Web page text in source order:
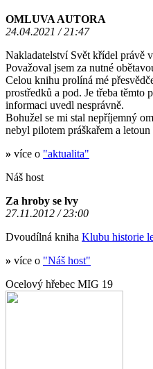
OMLUVA AUTORA
24.04.2021 / 21:47
Nakladatelství Svět křídel právě
Považoval jsem za nutné
Celou knihu prolíná mé
prostředků a pod. Je třeba
informaci uvedl nesprávně.
Bohužel se mi stal nepříjemný
nebyl pilotem práškařem a
» více o "aktualita"
Náš host
Za hroby se lvy
27.11.2012 / 23:00
Dvoudílná kniha Klubu historie
» více o "Náš host"
Ocelový hřebec MIG 19